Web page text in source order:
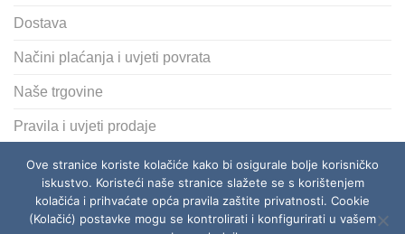
Dostava
Načini plaćanja i uvjeti povrata
Naše trgovine
Pravila i uvjeti prodaje
Polica privatnosti
O NAMA DOSTAVA
NAČINI PLAĆANJA I UVJETI POVRATA
Ove stranice koriste kolačiće kako bi osigurale bolje korisničko
iskustvo. Koristeći naše stranice slažete se s korištenjem
kolačića i prihvaćate opća pravila zaštite privatnosti. Cookie
(Kolačić) postavke mogu se kontrolirati i konfigurirati u vašem